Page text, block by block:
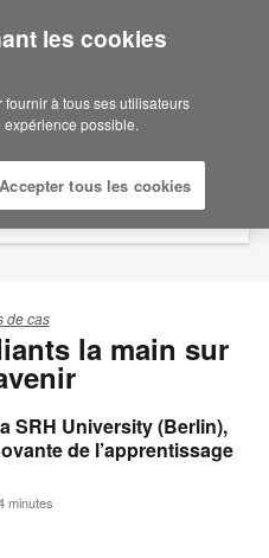
States?
see Products we sell in
de cas
la main sur
SRH University (Berlin),
de l’apprentissage
minutes
les cookies
à tous ses utilisateurs
possible.
Accepter tous les cookies